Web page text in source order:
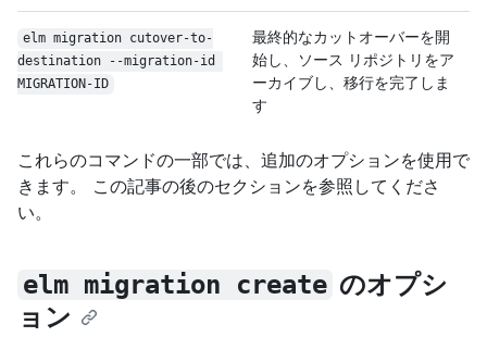
elm migration cutover-to-
destination --migration-id
MIGRATION-ID
最終的なカットオーバーを開
始し、ソース リポジトリをア
ーカイブし、移行を完了しま
す
これらのコマンドの一部では、追加のオプションを使用で
きます。 この記事の後のセクションを参照してくださ
い。
elm migration create のオプシ
ョン